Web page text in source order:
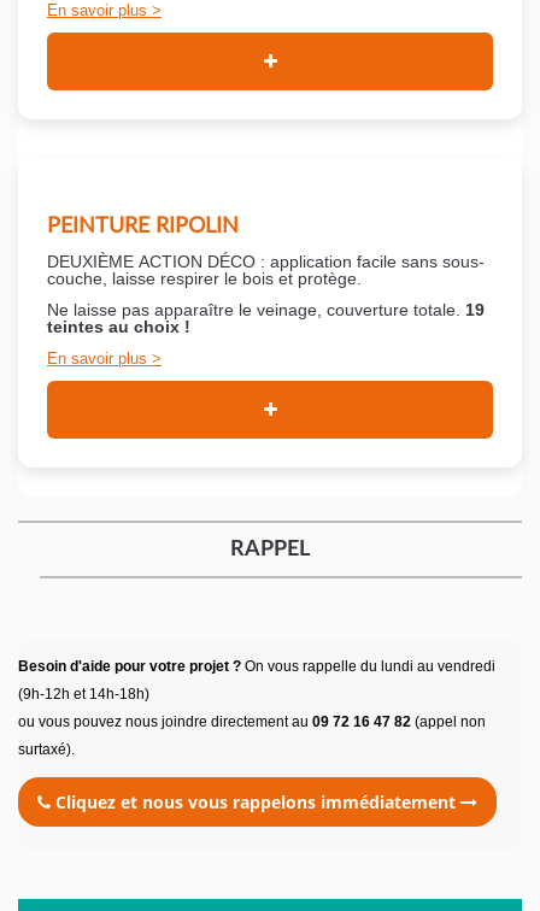
En savoir plus
PEINTURE RIPOLIN
DEUXIÈME ACTION DÉCO : application facile sans sous-
couche, laisse respirer le bois et protège.
Ne laisse pas apparaître le veinage, couverture totale. 19
teintes au choix !
En savoir plus
RAPPEL
Besoin d'aide pour votre projet ? On vous rappelle du lundi au vendredi
(9h-12h et 14h-18h)
ou vous pouvez nous joindre directement au 09 72 16 47 82 (appel non
surtaxé).
Cliquez et nous vous rappelons immédiatement